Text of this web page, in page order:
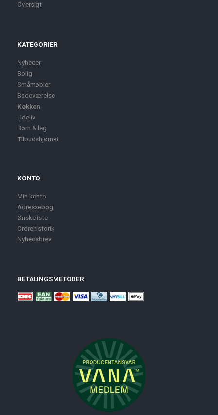
Oversigt
KATEGORIER
Nyheder
Bolig
Småmøbler
Badeværelse
Køkken
Udeliv
Børn & leg
Tilbudshjørnet
KONTO
Min konto
Adressebog
Ønskeliste
Ordrehistorik
Nyhedsbrev
BETALINGSMETODER